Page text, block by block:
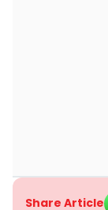
Share Article